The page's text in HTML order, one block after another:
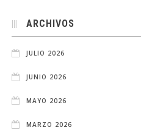
ARCHIVOS
JULIO 2026
JUNIO 2026
MAYO 2026
MARZO 2026